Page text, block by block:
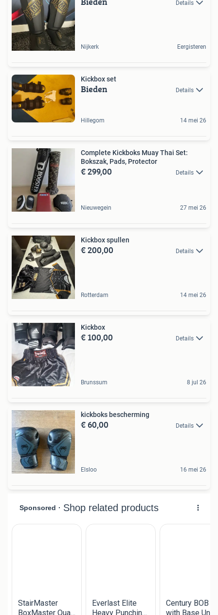
Details
Nijkerk Eergisteren
Kickbox set
Bieden Details
Hillegom 14 mei 26
Complete Kickboks Muay Thai Set:
Bokszak, Pads, Protector
€ 299,00 Details
Nieuwegein 27 mei 26
Kickbox spullen
€ 200,00 Details
Rotterdam 14 mei 26
Kickbox
€ 100,00 Details
Brunssum 8 jul 26
kickboks bescherming
€ 60,00 Details
Elsloo 16 mei 26